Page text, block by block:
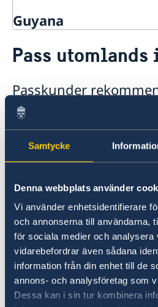
Samtycke
Denna webbplats använder
Vi använder enhetsidentifierare
och annonserna till användarna,
för sociala medier och analysera
vidarebefordrar även sådana
information från din enhet till de
annons- och analysföretag som
Dessa kan i sin tur kombinera
Guyana
Hjälp till svenskar i Guyana
Pass utomlands
Förlust av pass
Legaliseringar
Gifta sig utomlands
Reseinformation
Ambassadens reseinformation
Allmänna säkerhetsläget
Naturförhållanden och
Terrorism
Trafiksäkerhet
Kriminalitet och personlig
Lokala lagar och sedvänjor
Hälso- och sjukvård
In- och utresebestämmelser
Pass utomlands
Passkunder
sina pass vid besök i
alternativt kontakta
ambassad.
Sveriges ambassad i
Sveriges ambassad i
Sveriges ambassad i